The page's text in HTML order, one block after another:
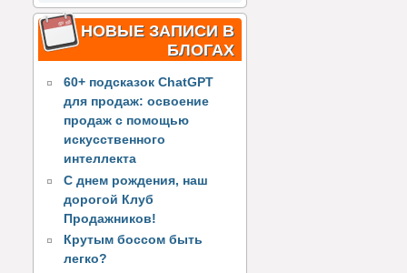
НОВЫЕ ЗАПИСИ В
БЛОГАХ
60+ подсказок ChatGPT
для продаж: освоение
продаж с помощью
искусственного
интеллекта
С днем рождения, наш
дорогой Клуб
Продажников!
Крутым боссом быть
легко?